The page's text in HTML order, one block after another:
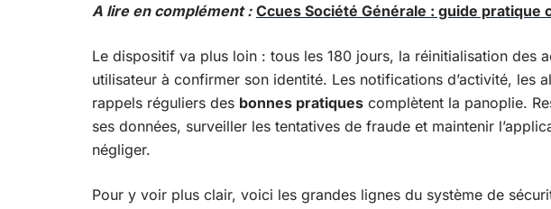
A lire en complément : Ccues Société Générale : guide pratique
Le dispositif va plus loin : tous les 180 jours, la réinitialisation des
utilisateur à confirmer son identité. Les notifications d’activité, les
rappels réguliers des bonnes pratiques complètent la panoplie.
ses données, surveiller les tentatives de fraude et maintenir
négliger.
Pour y voir plus clair, voici les grandes lignes du système de